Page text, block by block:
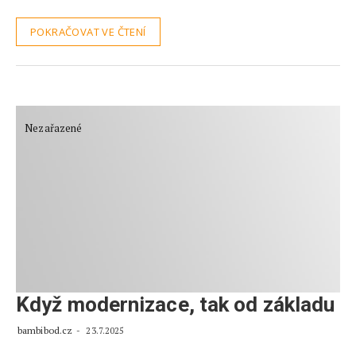
POKRAČOVAT VE ČTENÍ
Nezařazené
Když modernizace, tak od základu
bambibod.cz 23.7.2025